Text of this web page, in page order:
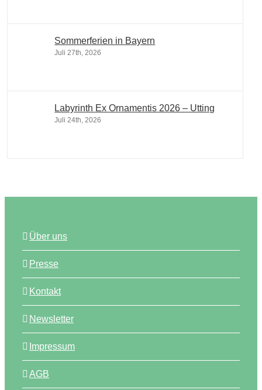
Sommerferien in Bayern
Juli 27th, 2026
Labyrinth Ex Ornamentis 2026 – Utting
Juli 24th, 2026
Über uns
Presse
Kontakt
Newsletter
Impressum
AGB